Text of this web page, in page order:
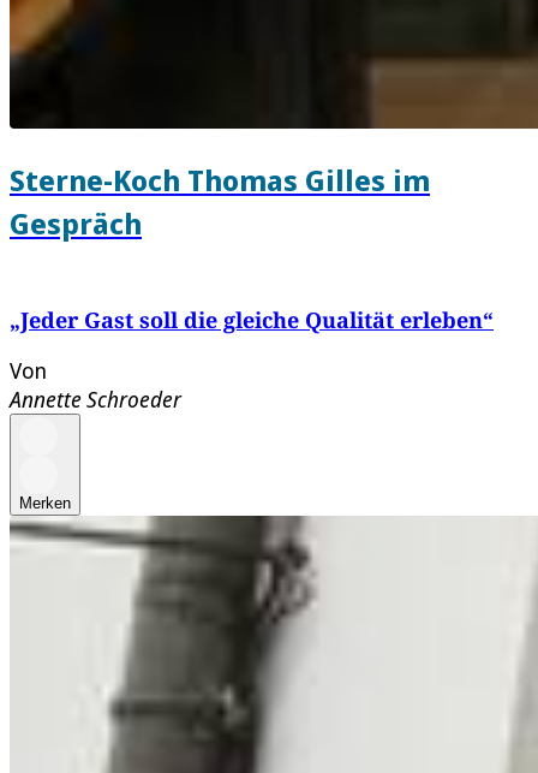
Sterne-Koch Thomas Gilles im
Gespräch
„Jeder Gast soll die gleiche Qualität erleben“
Von
Annette Schroeder
Merken